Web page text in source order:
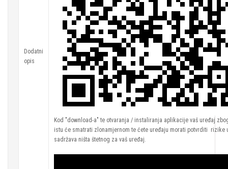
Dodatni
opis
Kod "download-a" te otvaranja / instaliranja aplikacije vaš uređaj
istu će smatrati zlonamjernom te ćete uređaju morati potvrditi rizike
sadržava ništa štetnog za vaš uređaj.